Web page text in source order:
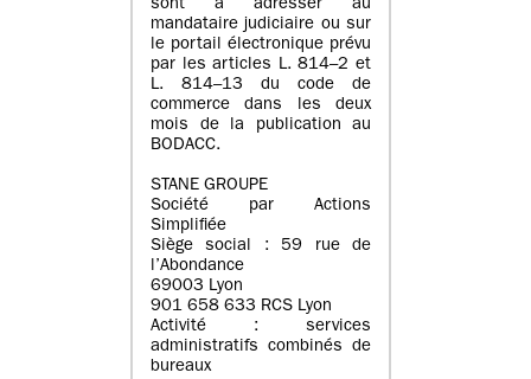
sont à adresser au
mandataire judiciaire ou sur
le portail électronique prévu
par les articles L. 814–2 et
L. 814–13 du code de
commerce dans les deux
mois de la publication au
BODACC.
STANE GROUPE
Société par Actions
Simplifiée
Siège social : 59 rue de
l’Abondance
69003 Lyon
901 658 633 RCS Lyon
Activité : services
administratifs combinés de
bureaux